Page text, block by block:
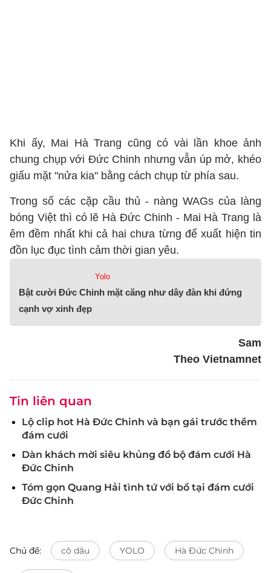
Khi ấy, Mai Hà Trang cũng có vài lần khoe ảnh
chung chụp với Đức Chinh nhưng vẫn úp mở, khéo
giấu mặt "nửa kia" bằng cách chụp từ phía sau.
Trong số các cặp cầu thủ - nàng WAGs của làng
bóng Việt thì có lẽ Hà Đức Chinh - Mai Hà Trang là
êm đềm nhất khi cả hai chưa từng để xuất hiện tin
đồn lục đục tình cảm thời gian yêu.
Yolo
Bật cười Đức Chinh mặt căng như dây đàn khi đứng
cạnh vợ xinh đẹp
Sam
Theo Vietnamnet
Tin liên quan
Lộ clip hot Hà Đức Chinh và bạn gái trước thềm
đám cưới
Dàn khách mời siêu khủng đổ bộ đám cưới Hà
Đức Chinh
Tóm gọn Quang Hải tình tứ với bồ tại đám cưới
Đức Chinh
Chủ đề: cô dâu YOLO Hà Đức Chinh